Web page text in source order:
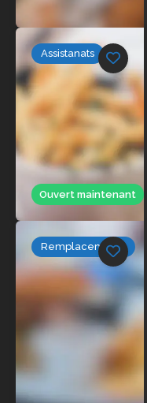
Ouvert maintenant
Assistanats
Remplacements